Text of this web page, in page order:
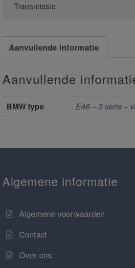
Transmissie :
Aanvullende informatie
Aanvullende
BMW type E46 – 3 serie –
Algemene informatie
Algemene voorwaarden
Contact
Over ons